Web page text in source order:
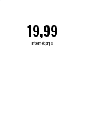
19,99
internetprijs